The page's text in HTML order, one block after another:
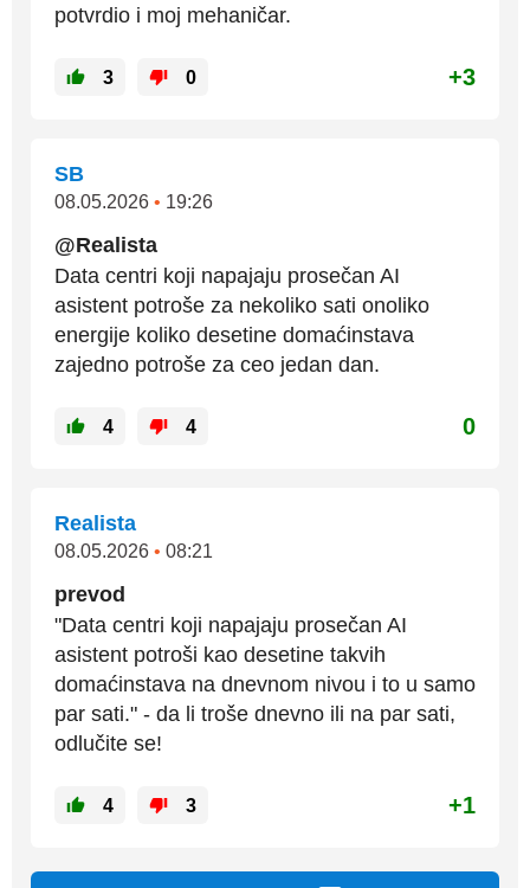
potvrdio i moj mehaničar.
3 0 +3
SB
08.05.2026 • 19:26
@Realista
Data centri koji napajaju prosečan AI
asistent potroše za nekoliko sati onoliko
energije koliko desetine domaćinstava
zajedno potroše za ceo jedan dan.
4 4 0
Realista
08.05.2026 • 08:21
prevod
"Data centri koji napajaju prosečan AI
asistent potroši kao desetine takvih
domaćinstava na dnevnom nivou i to u samo
par sati." - da li troše dnevno ili na par sati,
odlučite se!
4 3 +1